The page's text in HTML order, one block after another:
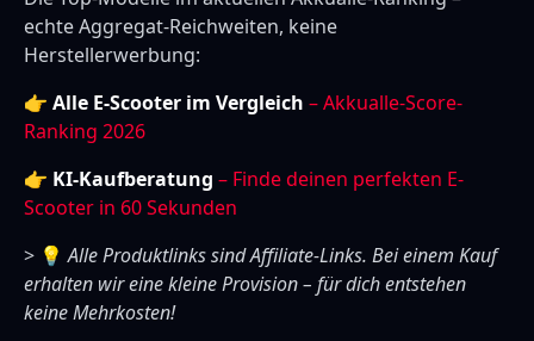
echte Aggregat-Reichweiten, keine
Herstellerwerbung:
👉 Alle E-Scooter im Vergleich – Akkualle-Score-
Ranking 2026
👉 KI-Kaufberatung – Finde deinen perfekten E-
Scooter in 60 Sekunden
> 💡Alle Produktlinks sind Affiliate-Links. Bei einem Kauf
erhalten wir eine kleine Provision – für dich entstehen
keine Mehrkosten!